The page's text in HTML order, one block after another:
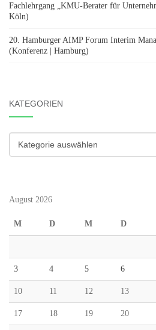
Fachlehrgang „KMU-Berater für
Köln)
20. Hamburger AIMP Forum Interim
(Konferenz | Hamburg)
KATEGORIEN
Kategorien
August 2026
M D M D
3 4 5 6
10 11 12 13
17 18 19 20